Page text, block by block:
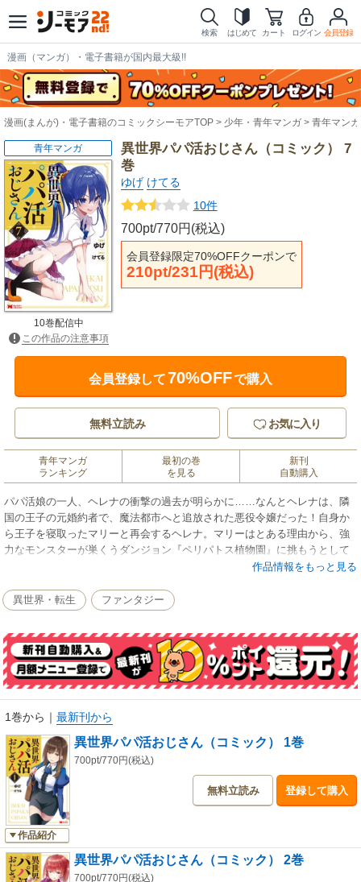
検索 はじめて カート ログイン 会員登録
漫画（マンガ）・電子書籍が国内最大級!!
漫画(まんが)・電子書籍のコミックシーモアTOP 少年・青年マンガ 青年マンガ
異世界パパ活おじさん（コミック） 7
巻
ゆげ けてる
10件
700pt/770円(税込)
会員登録限定70%OFFクーポンで
210pt/231円(税込)
青年マンガ
10巻配信中
この作品の注意事項
会員登録して70%OFFで購入
無料立読み お気に入り
青年マンガ
ランキング
最初の巻
を見る
新刊
自動購入
パパ活娘の一人、ヘレナの衝撃の過去が明らかに……なんとヘレナは、隣
国の王子の元婚約者で、魔法都市へと追放された悪役令嬢だった！自身か
ら王子を寝取ったマリーと再会するヘレナ。マリーはとある理由から、強
力なモンスターが巣くうダンジョン『ペリパトス植物園』に挑もうとして
いた。スケベ心を刺激されたタクミを中心に、マリーを支援するパーティ
異世界モノの定番をガッツリ押さえつつ、いつものパパ活おじさんらしさ
も満載のタクミの冒険が始まる！
作品情報をもっと見る
異世界・転生 ファンタジー
1巻から ｜ 最新刊から
作品紹介
異世界パパ活おじさん（コミック） 1巻
700pt/770円(税込)
無料立読み 登録して購入
異世界パパ活おじさん（コミック） 2巻
700pt/770円(税込)